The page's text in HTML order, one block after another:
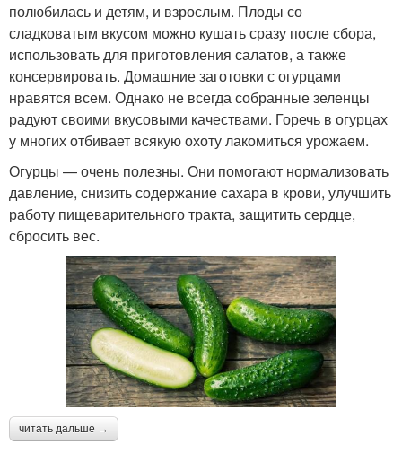
полюбилась и детям, и взрослым. Плоды со
сладковатым вкусом можно кушать сразу после сбора,
использовать для приготовления салатов, а также
консервировать. Домашние заготовки с огурцами
нравятся всем. Однако не всегда собранные зеленцы
радуют своими вкусовыми качествами. Горечь в огурцах
у многих отбивает всякую охоту лакомиться урожаем.
Огурцы — очень полезны. Они помогают нормализовать
давление, снизить содержание сахара в крови, улучшить
работу пищеварительного тракта, защитить сердце,
сбросить вес.
читать дальше →